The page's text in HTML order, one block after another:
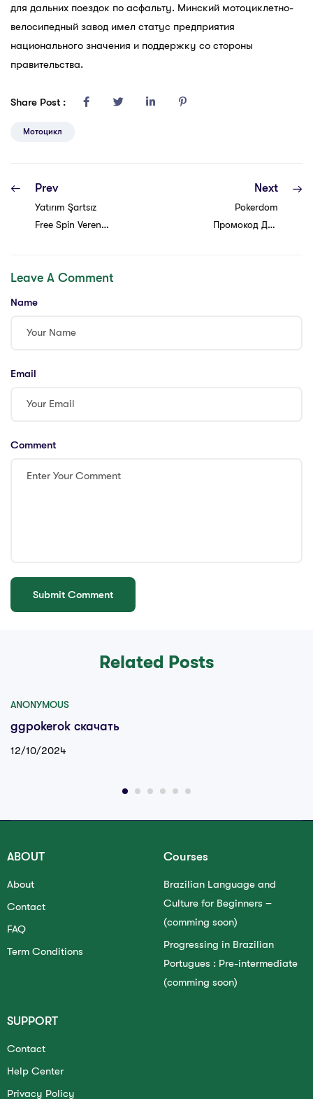
для дальних поездок по асфальту. Минский мотоциклетно-
велосипедный завод имел статус предприятия
национального значения и поддержку со стороны
правительства.
Share Post :
Мотоцикл
Prev
Yatırım Şartsız
Free Spin Veren
Siteler
Next
Pokerdom
Промокод Для
Leave A Comment
Name
Email
Comment
Related Posts
ANONYMOUS
ggpokerok скачать
12/10/2024
ABOUT
About
Contact
FAQ
Term Conditions
Courses
Brazilian Language and
Culture for Beginners –
(comming soon)
Progressing in Brazilian
Portugues : Pre-intermediate
(comming soon)
SUPPORT
Contact
Help Center
Privacy Policy